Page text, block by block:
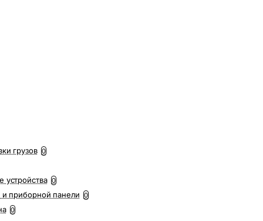
грузов 0
устройства 0
приборной панели 0
0